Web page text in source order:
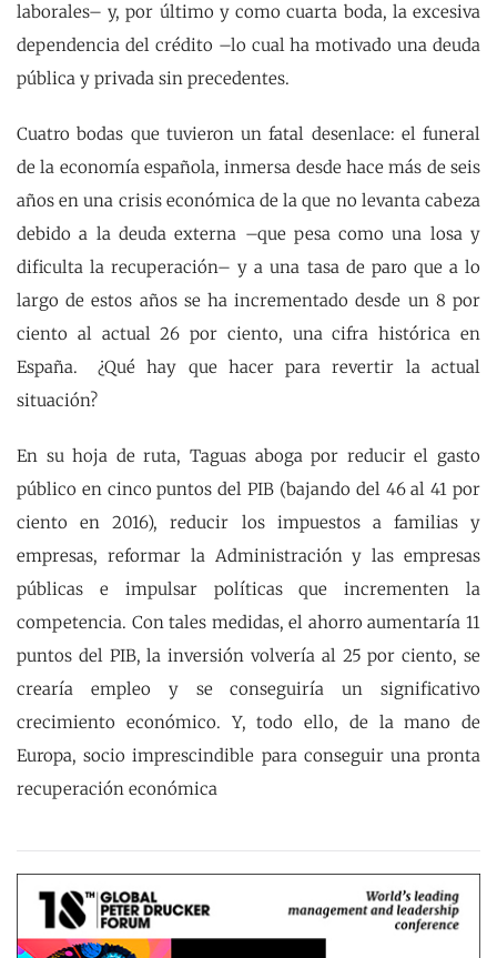
laborales– y, por último y como cuarta boda, la excesiva
dependencia del crédito –lo cual ha motivado una deuda
pública y privada sin precedentes.
Cuatro bodas que tuvieron un fatal desenlace: el funeral
de la economía española, inmersa desde hace más de seis
años en una crisis económica de la que no levanta cabeza
debido a la deuda externa –que pesa como una losa y
dificulta la recuperación– y a una tasa de paro que a lo
largo de estos años se ha incrementado desde un 8 por
ciento al actual 26 por ciento, una cifra histórica en
España. ¿Qué hay que hacer para revertir la actual
situación?
En su hoja de ruta, Taguas aboga por reducir el gasto
público en cinco puntos del PIB (bajando del 46 al 41 por
ciento en 2016), reducir los impuestos a familias y
empresas, reformar la Administración y las empresas
públicas e impulsar políticas que incrementen la
competencia. Con tales medidas, el ahorro aumentaría 11
puntos del PIB, la inversión volvería al 25 por ciento, se
crearía empleo y se conseguiría un significativo
crecimiento económico. Y, todo ello, de la mano de
Europa, socio imprescindible para conseguir una pronta
recuperación económica